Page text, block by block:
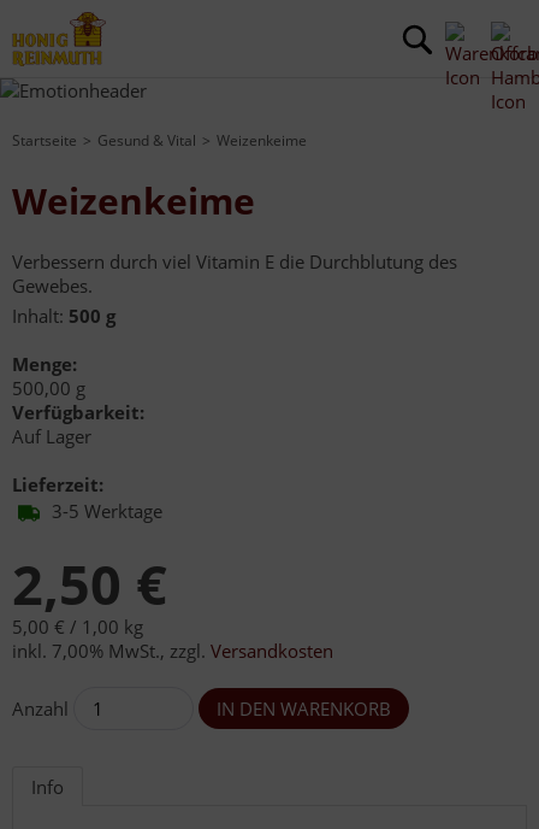
Startseite Gesund & Vital Weizenkeime
Weizenkeime
Verbessern durch viel Vitamin E die Durchblutung des
Gewebes.
Inhalt: 500 g
Menge:
500,00 g
Verfügbarkeit:
Auf Lager
Lieferzeit:
3-5 Werktage
2,50 €
5,00 € / 1,00 kg
inkl. 7,00% MwSt., zzgl. Versandkosten
Anzahl
Info